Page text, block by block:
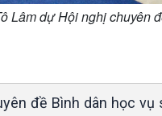
Lâm dự Hội nghị chuyên
đề Bình dân học